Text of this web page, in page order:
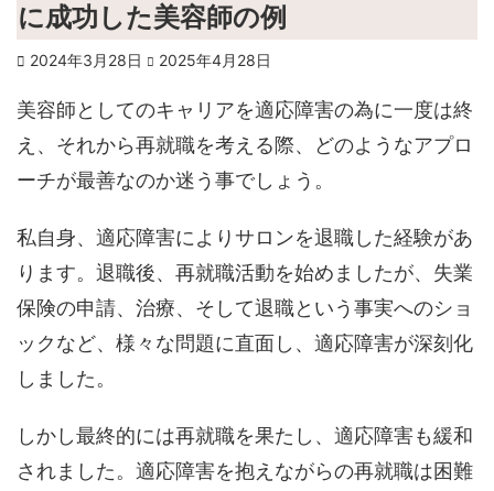
に成功した美容師の例
2024年3月28日 2025年4月28日
美容師としてのキャリアを適応障害の為に一度は終
え、それから再就職を考える際、どのようなアプロ
ーチが最善なのか迷う事でしょう。
私自身、適応障害によりサロンを退職した経験があ
ります。退職後、再就職活動を始めましたが、失業
保険の申請、治療、そして退職という事実へのショ
ックなど、様々な問題に直面し、適応障害が深刻化
しました。
しかし最終的には再就職を果たし、適応障害も緩和
されました。適応障害を抱えながらの再就職は困難